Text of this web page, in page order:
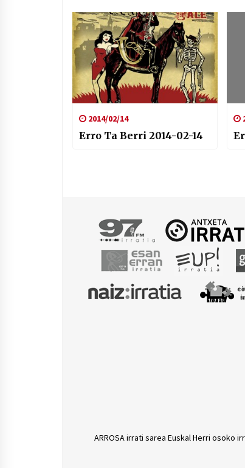
2014/02/14
Erro Ta Berri 2014-02-14
ARROSA irrati sarea Euskal Herri osoko